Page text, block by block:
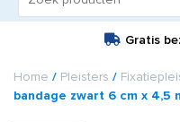
naar:
Gratis
Home / Pleisters /
bandage zwart 6 cm x 4,5